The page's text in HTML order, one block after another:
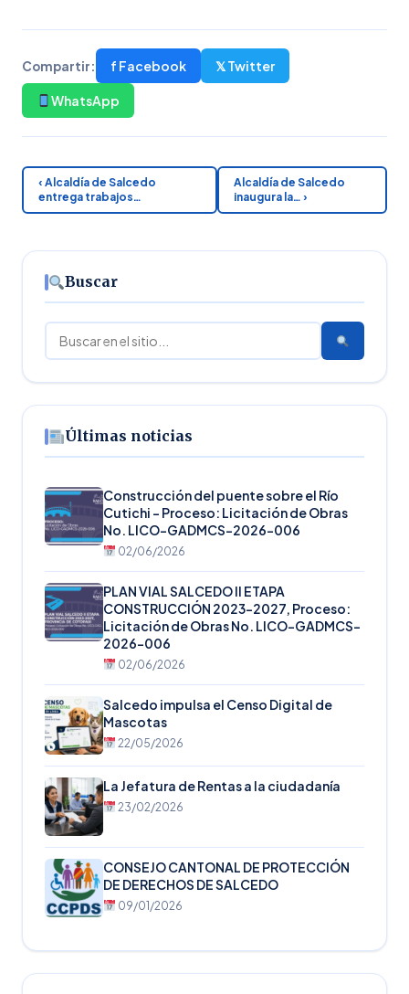
Compartir: f Facebook 𝕏 Twitter
WhatsApp
‹ Alcaldía de Salcedo
entrega trabajos…
Alcaldía de Salcedo
inaugura la… ›
Buscar
Buscar
Últimas noticias
Construcción del puente sobre el Río
Cutichi – Proceso: Licitación de Obras
No. LICO-GADMCS-2026-006
02/06/2026
PLAN VIAL SALCEDO II ETAPA
CONSTRUCCIÓN 2023-2027, Proceso:
Licitación de Obras No. LICO-GADMCS-
2026-006
02/06/2026
Salcedo impulsa el Censo Digital de
Mascotas
22/05/2026
La Jefatura de Rentas a la ciudadanía
23/02/2026
CONSEJO CANTONAL DE PROTECCIÓN
DE DERECHOS DE SALCEDO
09/01/2026